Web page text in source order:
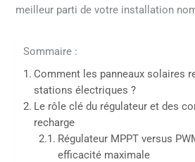
meilleur parti de votre installation
Sommaire :
Comment les panneaux solaires
stations électriques ?
Le rôle clé du régulateur et des
recharge
Régulateur MPPT versus
efficacité maximale